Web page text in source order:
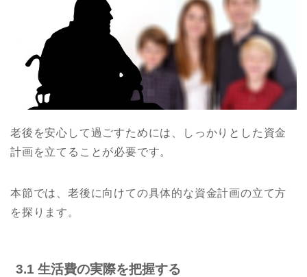
老後を安心して過ごすためには、しっかりとした資金
計画を立てることが必要です。
本節では、老後に向けての具体的な資金計画の立て方
を探ります。
3.1 生活費の実際を把握する